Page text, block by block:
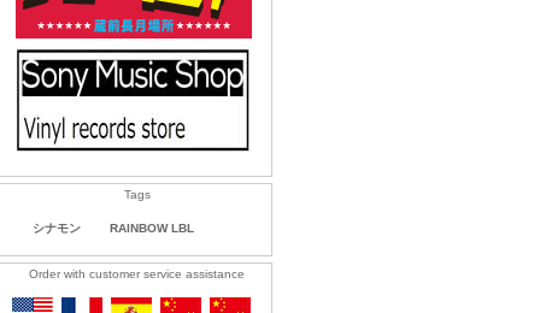
Tags
シナモン RAINBOW LBL
Order with customer service assistance